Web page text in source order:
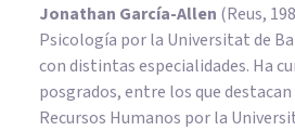
Jonathan García-Allen (Reus,
Psicología por la Universitat de
con distintas especialidades. Ha
posgrados, entre los que
Recursos Humanos por la